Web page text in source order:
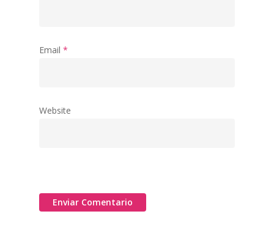
Email *
Website